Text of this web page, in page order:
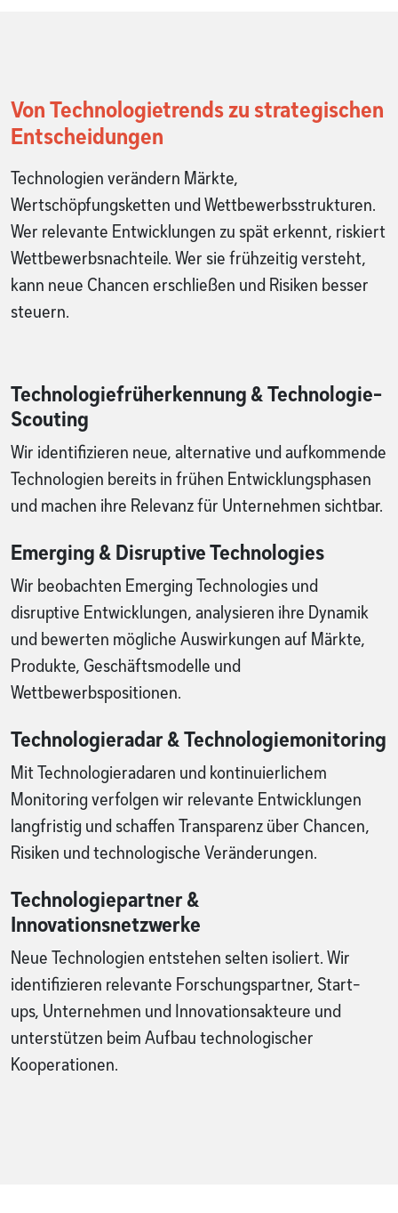
Von Technologietrends zu strategischen
Entscheidungen
Technologien verändern Märkte,
Wertschöpfungsketten und Wettbewerbsstrukturen.
Wer relevante Entwicklungen zu spät erkennt, riskiert
Wettbewerbsnachteile. Wer sie frühzeitig versteht,
kann neue Chancen erschließen und Risiken besser
steuern.
Technologiefrüherkennung & Technologie-
Scouting
Wir identifizieren neue, alternative und aufkommende
Technologien bereits in frühen Entwicklungsphasen
und machen ihre Relevanz für Unternehmen sichtbar.
Emerging & Disruptive Technologies
Wir beobachten Emerging Technologies und
disruptive Entwicklungen, analysieren ihre Dynamik
und bewerten mögliche Auswirkungen auf Märkte,
Produkte, Geschäftsmodelle und
Wettbewerbspositionen.
Technologieradar & Technologiemonitoring
Mit Technologieradaren und kontinuierlichem
Monitoring verfolgen wir relevante Entwicklungen
langfristig und schaffen Transparenz über Chancen,
Risiken und technologische Veränderungen.
Technologiepartner &
Innovationsnetzwerke
Neue Technologien entstehen selten isoliert. Wir
identifizieren relevante Forschungspartner, Start-
ups, Unternehmen und Innovationsakteure und
unterstützen beim Aufbau technologischer
Kooperationen.